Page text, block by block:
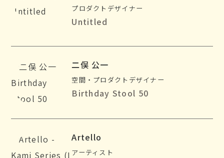
プロダクトデザイナー
Untitled
二俣 公一
空間・プロダクトデザイナー
Birthday Stool 50
Artello
アーティスト